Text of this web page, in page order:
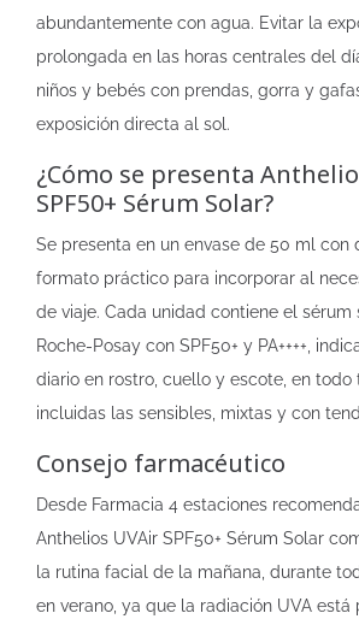
abundantemente con agua. Evitar la
prolongada en las horas centrales del
niños y bebés con prendas, gorra y
exposición directa al sol.
¿Cómo se presenta
SPF50+ Sérum Solar?
Se presenta en un envase de 50 ml con
formato práctico para incorporar al
de viaje. Cada unidad contiene el sérum
Roche-Posay con SPF50+ y PA++++,
diario en rostro, cuello y escote, en todo
incluidas las sensibles, mixtas y con
Consejo farmacéutico
Desde Farmacia 4 estaciones
Anthelios UVAir SPF50+ Sérum Solar
la rutina facial de la mañana, durante
en verano, ya que la radiación UVA está